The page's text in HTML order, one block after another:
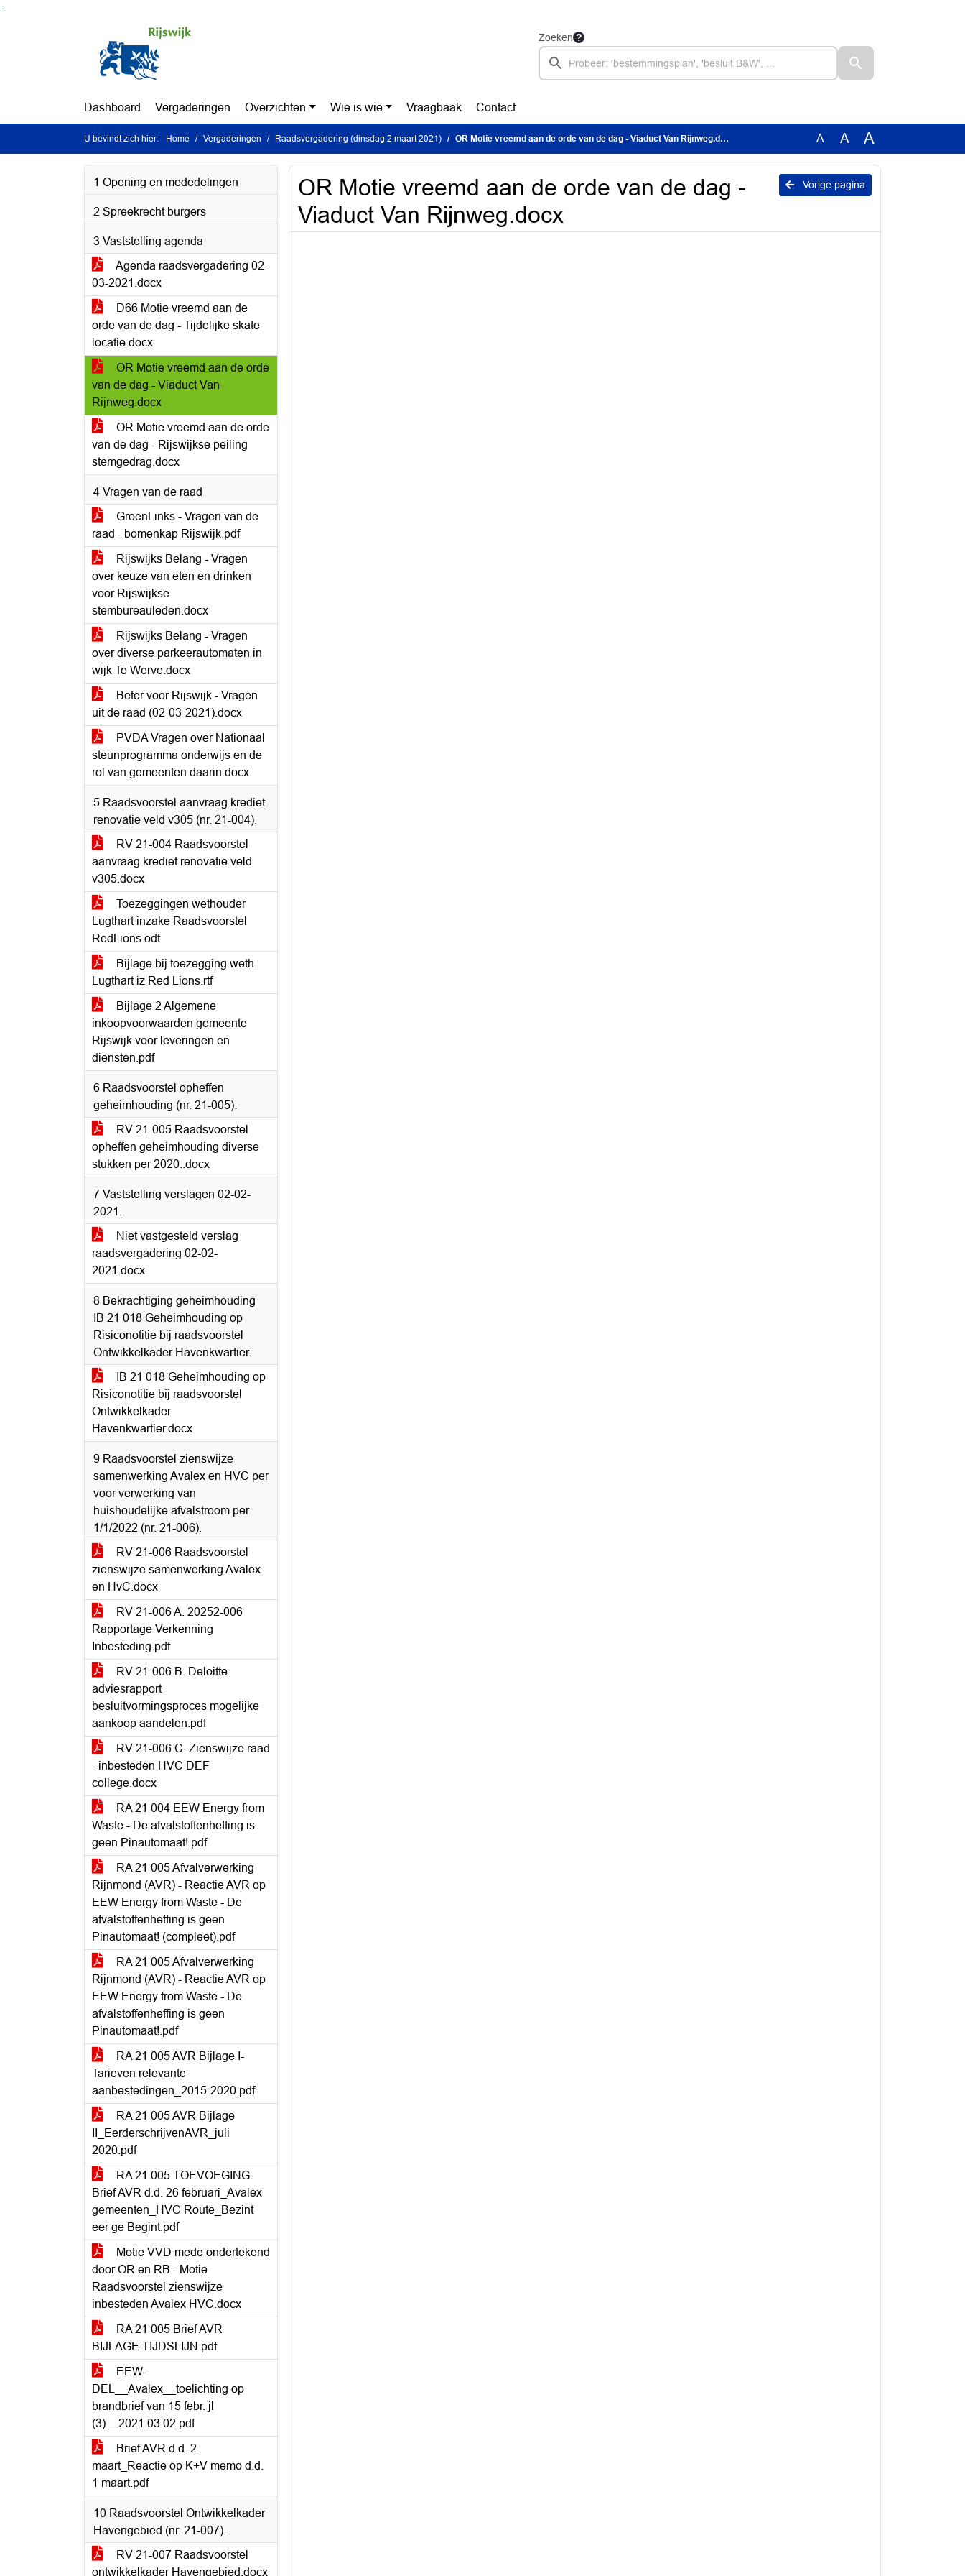
Zoeken
Dashboard Vergaderingen Overzichten Wie is wie Vraagbaak Contact
U bevindt zich hier: Home Vergaderingen Raadsvergadering (dinsdag 2 maart 2021) OR Motie vreemd aan de orde van de dag - Viaduct Van Rijnweg.docx A A A
1 Opening en mededelingen
2 Spreekrecht burgers
3 Vaststelling agenda
Agenda raadsvergadering 02-
03-2021.docx
D66 Motie vreemd aan de
orde van de dag - Tijdelijke skate
locatie.docx
OR Motie vreemd aan de orde
van de dag - Viaduct Van
Rijnweg.docx
OR Motie vreemd aan de orde
van de dag - Rijswijkse peiling
stemgedrag.docx
4 Vragen van de raad
GroenLinks - Vragen van de
raad - bomenkap Rijswijk.pdf
Rijswijks Belang - Vragen
over keuze van eten en drinken
voor Rijswijkse
stembureauleden.docx
Rijswijks Belang - Vragen
over diverse parkeerautomaten in
wijk Te Werve.docx
Beter voor Rijswijk - Vragen
uit de raad (02-03-2021).docx
PVDA Vragen over Nationaal
steunprogramma onderwijs en de
rol van gemeenten daarin.docx
5 Raadsvoorstel aanvraag krediet
renovatie veld v305 (nr. 21-004).
RV 21-004 Raadsvoorstel
aanvraag krediet renovatie veld
v305.docx
Toezeggingen wethouder
Lugthart inzake Raadsvoorstel
RedLions.odt
Bijlage bij toezegging weth
Lugthart iz Red Lions.rtf
Bijlage 2 Algemene
inkoopvoorwaarden gemeente
Rijswijk voor leveringen en
diensten.pdf
6 Raadsvoorstel opheffen
geheimhouding (nr. 21-005).
RV 21-005 Raadsvoorstel
opheffen geheimhouding diverse
stukken per 2020..docx
7 Vaststelling verslagen 02-02-
2021.
Niet vastgesteld verslag
raadsvergadering 02-02-
2021.docx
8 Bekrachtiging geheimhouding
IB 21 018 Geheimhouding op
Risiconotitie bij raadsvoorstel
Ontwikkelkader Havenkwartier.
IB 21 018 Geheimhouding op
Risiconotitie bij raadsvoorstel
Ontwikkelkader
Havenkwartier.docx
9 Raadsvoorstel zienswijze
samenwerking Avalex en HVC per
voor verwerking van
huishoudelijke afvalstroom per
1/1/2022 (nr. 21-006).
RV 21-006 Raadsvoorstel
zienswijze samenwerking Avalex
en HvC.docx
RV 21-006 A. 20252-006
Rapportage Verkenning
Inbesteding.pdf
RV 21-006 B. Deloitte
adviesrapport
besluitvormingsproces mogelijke
aankoop aandelen.pdf
RV 21-006 C. Zienswijze raad
- inbesteden HVC DEF
college.docx
RA 21 004 EEW Energy from
Waste - De afvalstoffenheffing is
geen Pinautomaat!.pdf
RA 21 005 Afvalverwerking
Rijnmond (AVR) - Reactie AVR op
EEW Energy from Waste - De
afvalstoffenheffing is geen
Pinautomaat! (compleet).pdf
RA 21 005 Afvalverwerking
Rijnmond (AVR) - Reactie AVR op
EEW Energy from Waste - De
afvalstoffenheffing is geen
Pinautomaat!.pdf
RA 21 005 AVR Bijlage I-
Tarieven relevante
aanbestedingen_2015-2020.pdf
RA 21 005 AVR Bijlage
II_EerderschrijvenAVR_juli
2020.pdf
RA 21 005 TOEVOEGING
Brief AVR d.d. 26 februari_Avalex
gemeenten_HVC Route_Bezint
eer ge Begint.pdf
Motie VVD mede ondertekend
door OR en RB - Motie
Raadsvoorstel zienswijze
inbesteden Avalex HVC.docx
RA 21 005 Brief AVR
BIJLAGE TIJDSLIJN.pdf
EEW-
DEL__Avalex__toelichting op
brandbrief van 15 febr. jl
(3)__2021.03.02.pdf
Brief AVR d.d. 2
maart_Reactie op K+V memo d.d.
1 maart.pdf
10 Raadsvoorstel Ontwikkelkader
Havengebied (nr. 21-007).
RV 21-007 Raadsvoorstel
ontwikkelkader Havengebied.docx
Vorige pagina
OR Motie vreemd aan de orde van de dag -
Viaduct Van Rijnweg.docx